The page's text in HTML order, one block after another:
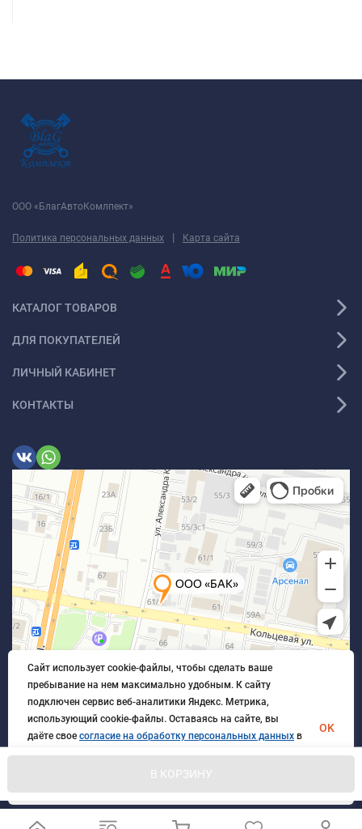
В КОРЗИНУ
ООО «БлагАвтоКомлпект»
Политика персональных данных | Карта сайта
КАТАЛОГ ТОВАРОВ
ДЛЯ ПОКУПАТЕЛЕЙ
ЛИЧНЫЙ КАБИНЕТ
КОНТАКТЫ
© 2026 БлагАвтоКомплект. Все права защищены
Сайт использует cookie-файлы, чтобы сделать ваше
пребывание на нем максимально удобным. К cайту
подключен сервис веб-аналитики Яндекс. Метрика,
использующий cookie-файлы. Оставаясь на сайте, вы
даёте свое согласие на обработку персональных данных в
порядке, указанном вПолитике обработки персональных
OK